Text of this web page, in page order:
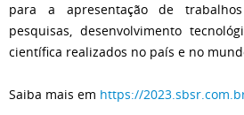
para a apresentação de
pesquisas, desenvolvimento
científica realizados no país e no
Saiba mais em https://